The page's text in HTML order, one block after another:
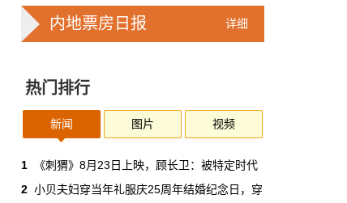
华策拿《西游记》赌AI那天，半个影视
一个做了几十年传统影视的头部公司，用这种
再是草根创业者的自嗨游戏，正规军来了。
本网原创
6月30日 11:34:00
7月1日起AI漫剧独立上户：30万以下
本网原创
详细
内地票房日报
热门排行
新闻 图片 视频
1
《刺猬》8月23日上映，顾长卫：被特定时代
2 小贝夫妇穿当年礼服庆25周年结婚纪念日，穿